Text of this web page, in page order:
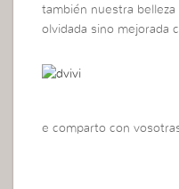
también nuestra
olvidada sino mejorada
e comparto con